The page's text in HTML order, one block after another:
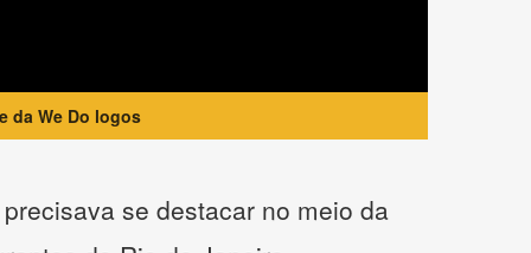
da We Do logos
se destacar no meio da